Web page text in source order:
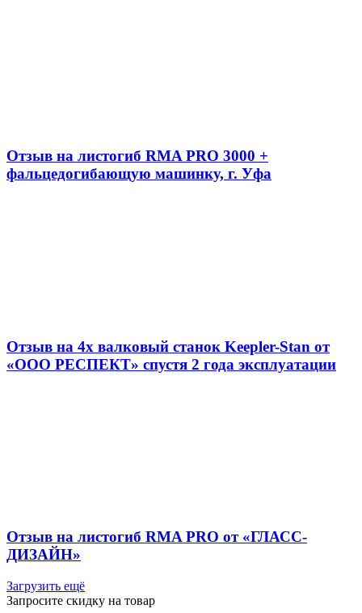
Отзыв на листогиб RMA PRO 3000 +
фальцедогибающую машинку, г. Уфа
Отзыв на 4х валковый станок Keepler-Stan от
«ООО РЕСПЕКТ» спустя 2 года эксплуатации
Отзыв на листогиб RMA PRO от «ГЛАСС-
ДИЗАЙН»
Загрузить ещё
Запросите скидку на товар